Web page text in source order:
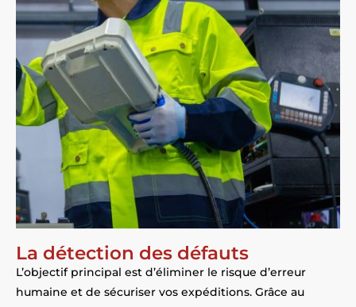
La détection des défauts
L’objectif principal est d’éliminer le risque d’erreur
humaine et de sécuriser vos expéditions. Grâce au